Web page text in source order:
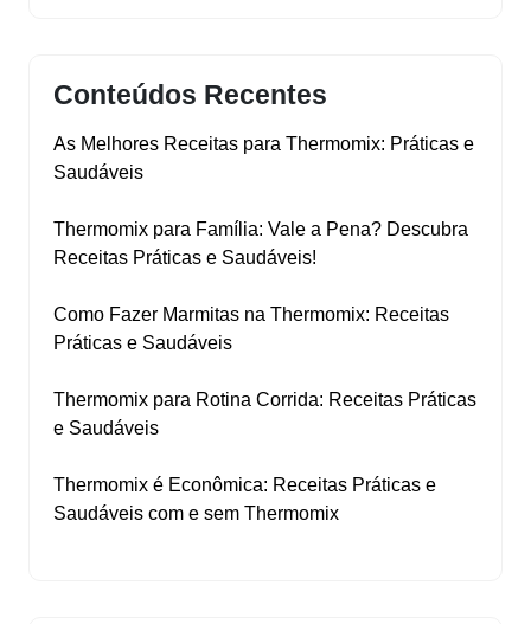
Conteúdos Recentes
As Melhores Receitas para Thermomix: Práticas e
Saudáveis
Thermomix para Família: Vale a Pena? Descubra
Receitas Práticas e Saudáveis!
Como Fazer Marmitas na Thermomix: Receitas
Práticas e Saudáveis
Thermomix para Rotina Corrida: Receitas Práticas
e Saudáveis
Thermomix é Econômica: Receitas Práticas e
Saudáveis com e sem Thermomix